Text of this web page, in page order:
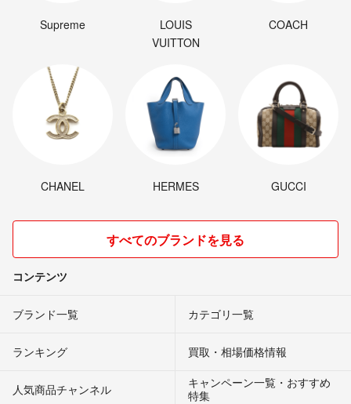
Supreme
LOUIS
VUITTON
COACH
CHANEL HERMES GUCCI
すべてのブランドを見る
コンテンツ
ブランド一覧 カテゴリ一覧
ランキング 買取・相場価格情報
人気商品チャンネル
キャンペーン一覧・おすすめ
特集